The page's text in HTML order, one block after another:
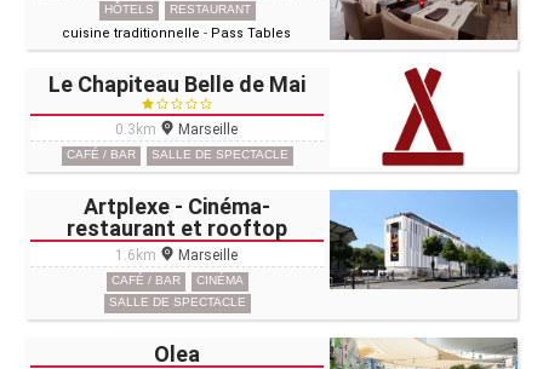
HÔTELS RESTAURANT
cuisine traditionnelle - Pass Tables
Le Chapiteau Belle de Mai
0.3km Marseille
CAFÉ / BAR SALLE DE SPECTACLE
Artplexe - Cinéma-
restaurant et rooftop
1.6km Marseille
CAFÉ / BAR
CINÉMA
SALLE DE SPECTACLE
Olea